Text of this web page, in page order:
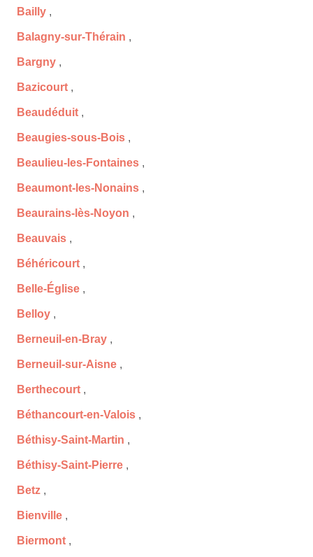
Bailly ,
Balagny-sur-Thérain ,
Bargny ,
Bazicourt ,
Beaudéduit ,
Beaugies-sous-Bois ,
Beaulieu-les-Fontaines ,
Beaumont-les-Nonains ,
Beaurains-lès-Noyon ,
Beauvais ,
Béhéricourt ,
Belle-Église ,
Belloy ,
Berneuil-en-Bray ,
Berneuil-sur-Aisne ,
Berthecourt ,
Béthancourt-en-Valois ,
Béthisy-Saint-Martin ,
Béthisy-Saint-Pierre ,
Betz ,
Bienville ,
Biermont ,